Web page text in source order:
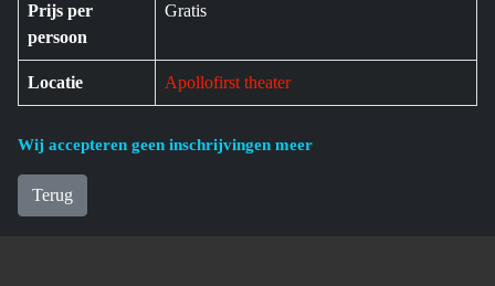
Prijs per
persoon
Gratis
Locatie Apollofirst theater
Wij accepteren geen inschrijvingen meer
Terug